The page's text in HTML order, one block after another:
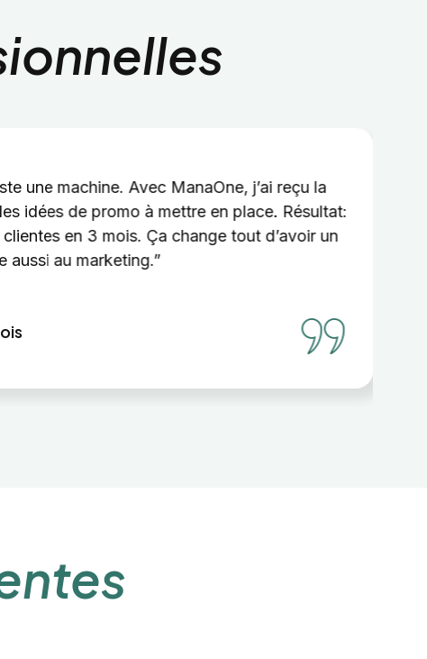
une machine. Avec ManaOne, j’ai reçu la
idées de promo à mettre en place. Résultat:
en 3 mois. Ça change tout d’avoir un
aussi au marketing.”